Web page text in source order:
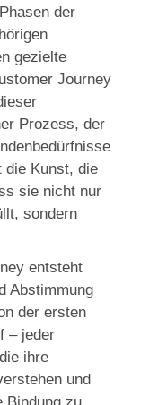
der
gezielte
Journey
Prozess, der
die Kunst, die
sie nicht nur
sondern
entsteht
Abstimmung
der ersten
– jeder
ihre
und